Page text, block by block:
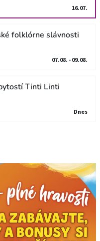
16.07.
folklórne slávnosti
07.08. - 09.08.
Tinti Linti
Dnes